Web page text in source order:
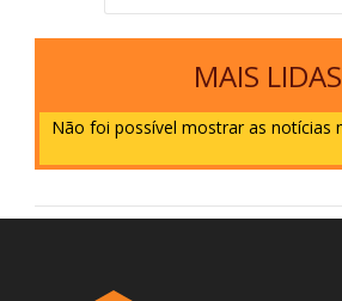
MAIS LIDAS
Não foi possível mostrar as notícias